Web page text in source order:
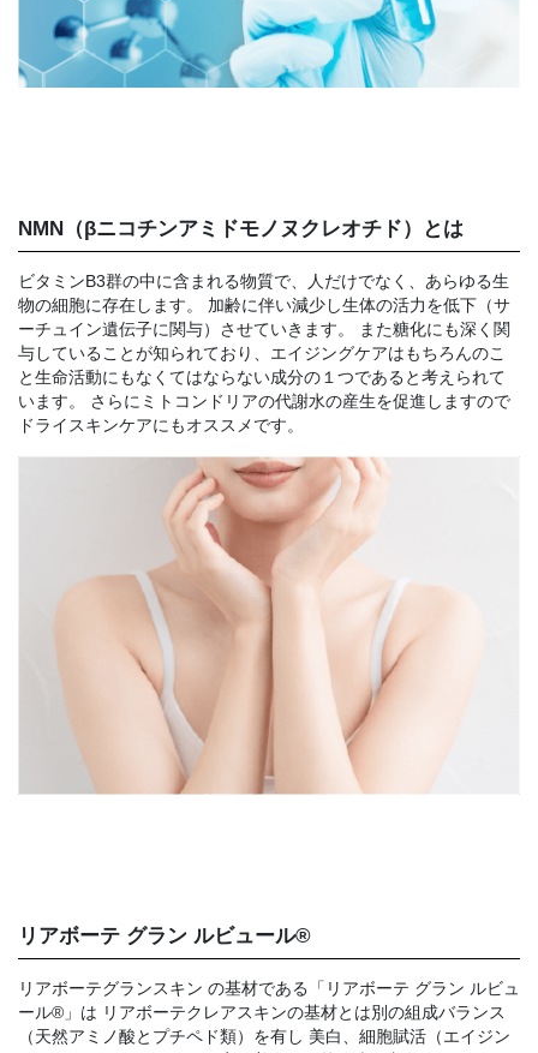
NMN（βニコチンアミドモノヌクレオチド）とは
ビタミンB3群の中に含まれる物質で、人だけでなく、あらゆる生
物の細胞に存在します。 加齢に伴い減少し生体の活力を低下（サ
ーチュイン遺伝子に関与）させていきます。 また糖化にも深く関
与していることが知られており、エイジングケアはもちろんのこ
と生命活動にもなくてはならない成分の１つであると考えられて
います。 さらにミトコンドリアの代謝水の産生を促進しますので
ドライスキンケアにもオススメです。
リアボーテ グラン ルビュール®︎
リアボーテグランスキン の基材である「リアボーテ グラン ルビュ
ール®︎」は リアボーテクレアスキンの基材とは別の組成バランス
（天然アミノ酸とプチペド類）を有し 美白、細胞賦活（エイジン